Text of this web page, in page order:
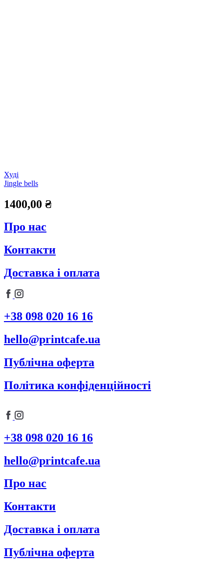
Худі
Jingle bells
1400,00 ₴
Про нас
Контакти
Доставка і оплата
+38 098 020 16 16
hello@printcafe.ua
Публічна оферта
Політика конфіденційності
+38 098 020 16 16
hello@printcafe.ua
Про нас
Контакти
Доставка і оплата
Публічна оферта